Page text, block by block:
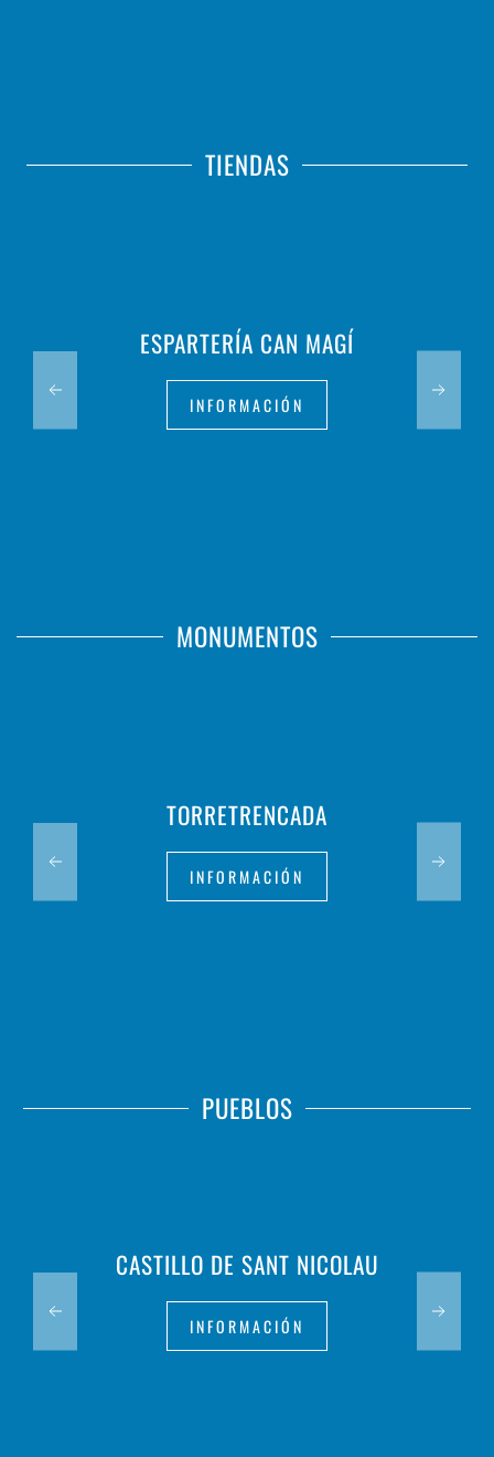
TIENDAS
ESPARTERÍA CAN MAGÍ
INFORMACIÓN
MONUMENTOS
TORRETRENCADA
INFORMACIÓN
PUEBLOS
CASTILLO DE SANT NICOLAU
INFORMACIÓN